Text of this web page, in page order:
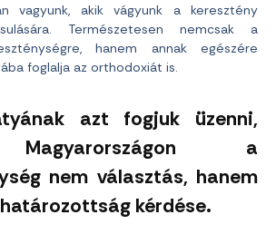
vagyunk, akik vágyunk a keresztény
Természetesen nemcsak a
hanem annak egészére
foglalja az orthodoxiát is.
azt fogjuk üzenni,
a
nem választás, hanem
kérdése.